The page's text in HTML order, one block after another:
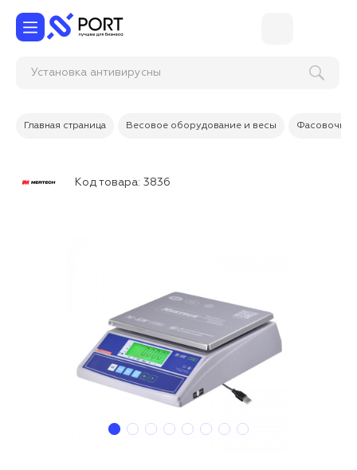
Установка антивиру
Главная страница Весовое оборудование и весы
Код товара: 3836